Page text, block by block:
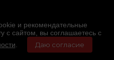
и рекомендательные
с сайтом, вы соглашаетесь с
Даю согласие